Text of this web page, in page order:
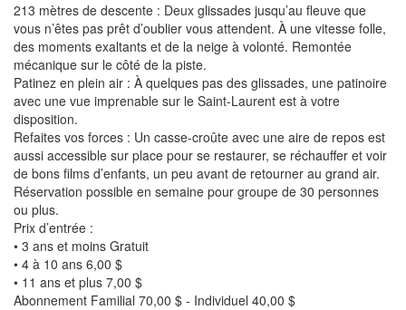
213 mètres de descente : Deux glissades jusqu’au fleuve que
vous n’êtes pas prêt d’oublier vous attendent. À une vitesse folle,
des moments exaltants et de la neige à volonté. Remontée
mécanique sur le côté de la piste.
Patinez en plein air : À quelques pas des glissades, une patinoire
avec une vue imprenable sur le Saint-Laurent est à votre
disposition.
Refaites vos forces : Un casse-croûte avec une aire de repos est
aussi accessible sur place pour se restaurer, se réchauffer et voir
de bons films d’enfants, un peu avant de retourner au grand air.
Réservation possible en semaine pour groupe de 30 personnes
ou plus.
Prix d’entrée :
• 3 ans et moins Gratuit
• 4 à 10 ans 6,00 $
• 11 ans et plus 7,00 $
Abonnement Familial 70,00 $ - Individuel 40,00 $